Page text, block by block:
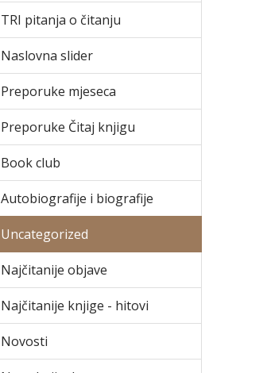
TRI pitanja o čitanju
Naslovna slider
Preporuke mjeseca
Preporuke Čitaj knjigu
Book club
Autobiografije i biografije
Uncategorized
Najčitanije objave
Najčitanije knjige - hitovi
Novosti